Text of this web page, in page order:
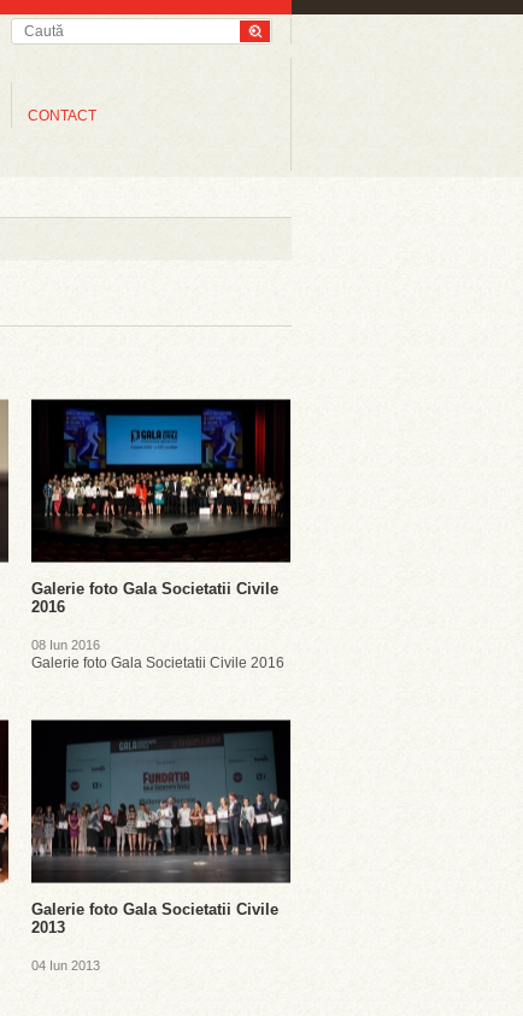
CONTACT
Galerie foto Gala Societatii Civile
2016
08 Iun 2016
Galerie foto Gala Societatii Civile 2016
Galerie foto Gala Societatii Civile
2013
04 Iun 2013